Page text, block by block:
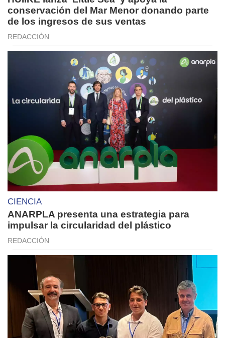
conservación del Mar Menor donando parte
de los ingresos de sus ventas
REDACCIÓN
CIENCIA
ANARPLA presenta una estrategia para
impulsar la circularidad del plástico
REDACCIÓN